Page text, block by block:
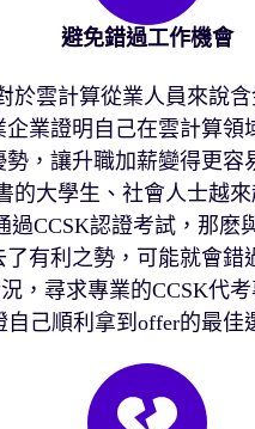
避免錯過工作機會
於雲計算從業人員來說
企業證明自己在雲計算領
勢，讓升職加薪變得更容
的大學生、社會人士越來
過CCSK認證考試，那麽
了有利之勢，可能就會錯
，尋求專業的CCSK代
自己順利拿到offer的最佳